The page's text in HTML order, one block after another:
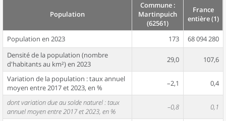
Population
Commune :
Martinpuich
(62561)
France
entière (1)
Population en 2023 173
68 094 280
Densité de la population (nombre
d'habitants au km²) en 2023
29,0 107,6
Variation de la population : taux annuel
moyen entre 2017 et 2023, en %
–2,1 0,4
dont variation due au solde naturel : taux
annuel moyen entre 2017 et 2023, en %
–0,8 0,1